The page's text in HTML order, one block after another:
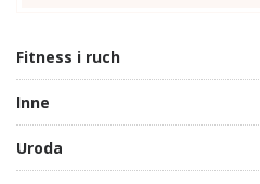
Fitness i ruch
Inne
Uroda